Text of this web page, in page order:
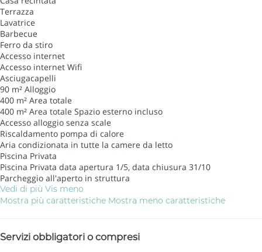
Terrazza
Lavatrice
Barbecue
Ferro da stiro
Accesso internet
Accesso internet Wifi
Asciugacapelli
90 m² Alloggio
400 m² Area totale
400 m² Area totale Spazio esterno incluso
Accesso alloggio senza scale
Riscaldamento pompa di calore
Aria condizionata in tutte la camere da letto
Piscina Privata
Piscina Privata data apertura 1/5, data chiusura 31/10
Parcheggio all'aperto in struttura
Vedi di più Vis meno
Mostra più caratteristiche Mostra meno caratteristiche
Servizi obbligatori o compresi